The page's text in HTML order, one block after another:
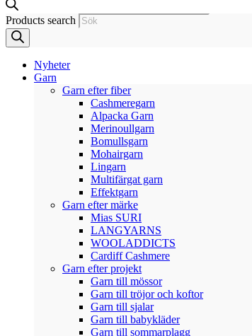
Products search
Nyheter
Garn
Garn efter fiber
Cashmeregarn
Alpacka Garn
Merinoullgarn
Bomullsgarn
Mohairgarn
Lingarn
Multifärgat garn
Effektgarn
Garn efter märke
Mias SURI
LANGYARNS
WOOLADDICTS
Cardiff Cashmere
Garn efter projekt
Garn till mössor
Garn till tröjor och koftor
Garn till sjalar
Garn till babykläder
Garn till sommarplagg